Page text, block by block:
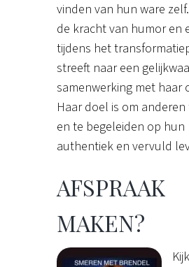
vinden van hun ware
de kracht van humor en
tijdens het
streeft naar een
samenwerking met haar
Haar doel is om
en te begeleiden op hun
authentiek en vervuld
AFSPRAAK
MAKEN?